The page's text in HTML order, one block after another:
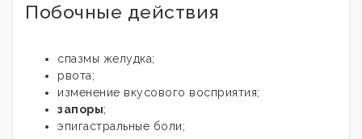
Побочные действия
спазмы желудка;
рвота;
изменение вкусового восприятия;
запоры;
эпигастральные боли;